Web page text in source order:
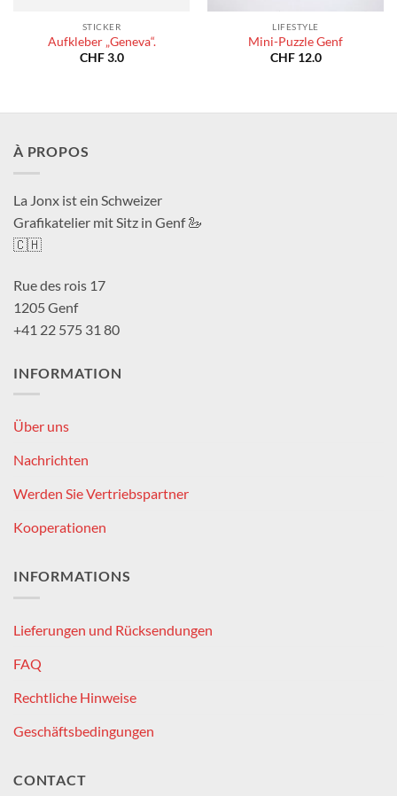
STICKER
Aufkleber „Geneva“.
CHF3.0
LIFESTYLE
Mini-Puzzle Genf
CHF12.0
À PROPOS
La Jonx ist ein Schweizer
Grafikatelier mit Sitz in Genf 🦢
🇨🇭
Rue des rois 17
1205 Genf
+41 22 575 31 80
INFORMATION
Über uns
Nachrichten
Werden Sie Vertriebspartner
Kooperationen
INFORMATIONS
Lieferungen und Rücksendungen
FAQ
Rechtliche Hinweise
Geschäftsbedingungen
CONTACT